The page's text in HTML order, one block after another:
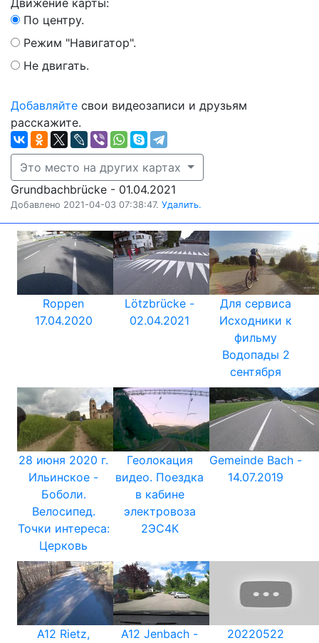
Движение карты:
По центру.
Режим "Навигатор".
Не двигать.
Добавляйте свои видеозаписи и друзьям
расскажите.
Это место на других картах
Grundbachbrücke - 01.04.2021
Добавлено 2021-04-03 07:38:47. Удалить.
Roppen
17.04.2020
Lötzbrücke -
02.04.2021
Для сервиса
Исходники к
фильму
Водопады 2
сентября
28 июня 2020 г.
Ильинское -
Боболи.
Велосипед.
Точки интереса:
Церковь
Геолокация
видео. Поездка
в кабине
электровоза
2ЭС4К
Gemeinde Bach -
14.07.2019
A12 Rietz, A12 Jenbach - 20220522